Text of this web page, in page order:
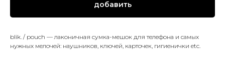
добавить
blik. / pouch — лаконичная сумка-мешок для телефона и самых
нужных мелочей: наушников, ключей, карточек, гигиенички etc.